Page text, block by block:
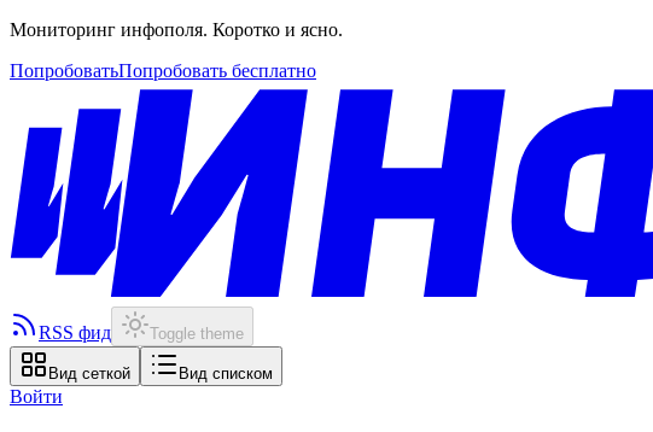
Мониторинг инфополя. Коротко и ясно.
ПопробоватьПопробовать бесплатно
RSS фид Toggle theme
Вид сеткой Вид списком
Войти